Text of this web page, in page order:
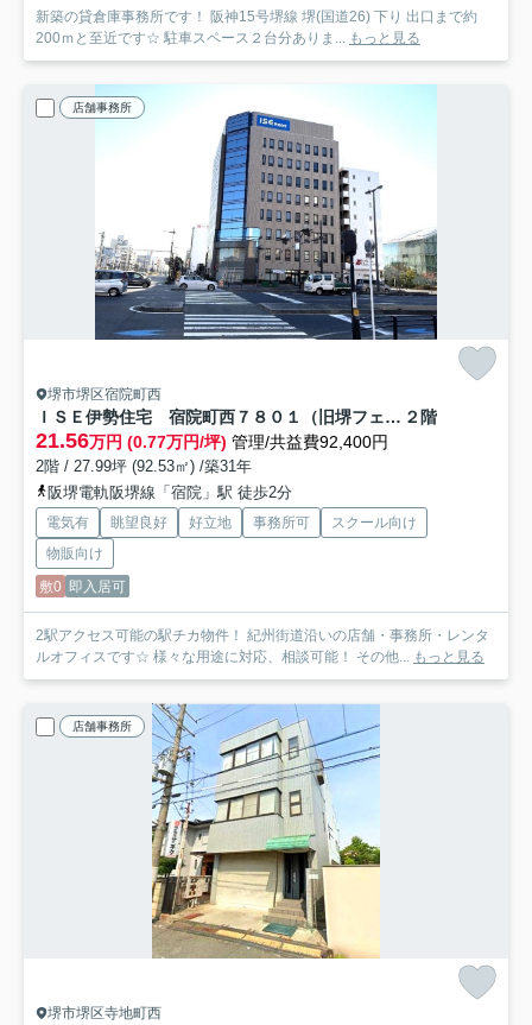
新築の貸倉庫事務所です！ 阪神15号堺線 堺(国道26) 下り 出口まで約
200ｍと至近です☆ 駐車スペース２台分ありま... もっと見る
店舗事務所
堺市堺区宿院町西
ＩＳＥ伊勢住宅 宿院町西７８０１（旧堺フェニックスビル） ２階
21.56万円 (0.77万円/坪) 管理/共益費92,400円
2階 / 27.99坪 (92.53㎡) /築31年
阪堺電軌阪堺線「宿院」駅 徒歩2分
電気有 眺望良好 好立地 事務所可
スクール向け
物販向け
敷0 即入居可
2駅アクセス可能の駅チカ物件！ 紀州街道沿いの店舗・事務所・レンタ
ルオフィスです☆ 様々な用途に対応、相談可能！ その他... もっと見る
店舗事務所
堺市堺区寺地町西